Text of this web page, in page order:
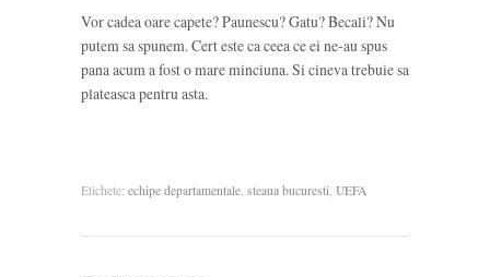
Vor cadea oare capete? Paunescu? Gatu? Becali? Nu
putem sa spunem. Cert este ca ceea ce ei ne-au spus
pana acum a fost o mare minciuna. Si cineva trebuie sa
plateasca pentru asta.
Etichete: echipe departamentale steaua bucuresti UEFA